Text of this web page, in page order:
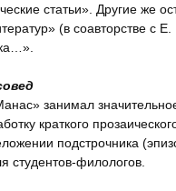
статьи». Другие же
(в соавторстве с
занимал
краткого
подстрочника
студентов-филологов.